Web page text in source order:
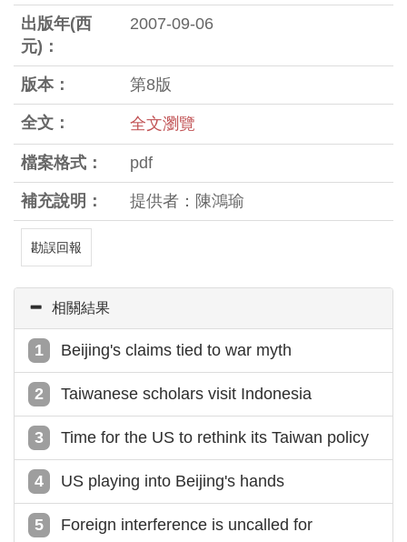
出版年(西
元)：
2007-09-06
版本： 第8版
全文： 全文瀏覽
檔案格式： pdf
補充說明： 提供者：陳鴻瑜
勘誤回報
相關結果
Beijing's claims tied to war myth
Taiwanese scholars visit Indonesia
Time for the US to rethink its Taiwan policy
US playing into Beijing's hands
Foreign interference is uncalled for